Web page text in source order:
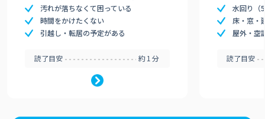
汚れが落ちなくて困っている
時間をかけたくない
引越し・転居の予定がある
読了目安 約1分
水回り（
床・窓・
屋外・空
読了目安